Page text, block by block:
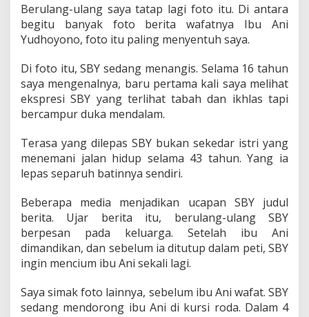
l
a
n
i
d
i
B
a
M
a
m
u
"
D
a
m
P
i
Berulang-ulang saya tatap lagi foto itu. Di antara
begitu banyak foto berita wafatnya Ibu Ani
Yudhoyono, foto itu paling menyentuh saya.
Di foto itu, SBY sedang menangis. Selama 16 tahun
saya mengenalnya, baru pertama kali saya melihat
ekspresi SBY yang terlihat tabah dan ikhlas tapi
bercampur duka mendalam.
Terasa yang dilepas SBY bukan sekedar istri yang
menemani jalan hidup selama 43 tahun. Yang ia
lepas separuh batinnya sendiri.
Beberapa media menjadikan ucapan SBY judul
berita. Ujar berita itu, berulang-ulang SBY
berpesan pada keluarga. Setelah ibu Ani
dimandikan, dan sebelum ia ditutup dalam peti, SBY
ingin mencium ibu Ani sekali lagi.
Saya simak foto lainnya, sebelum ibu Ani wafat. SBY
sedang mendorong ibu Ani di kursi roda. Dalam 4